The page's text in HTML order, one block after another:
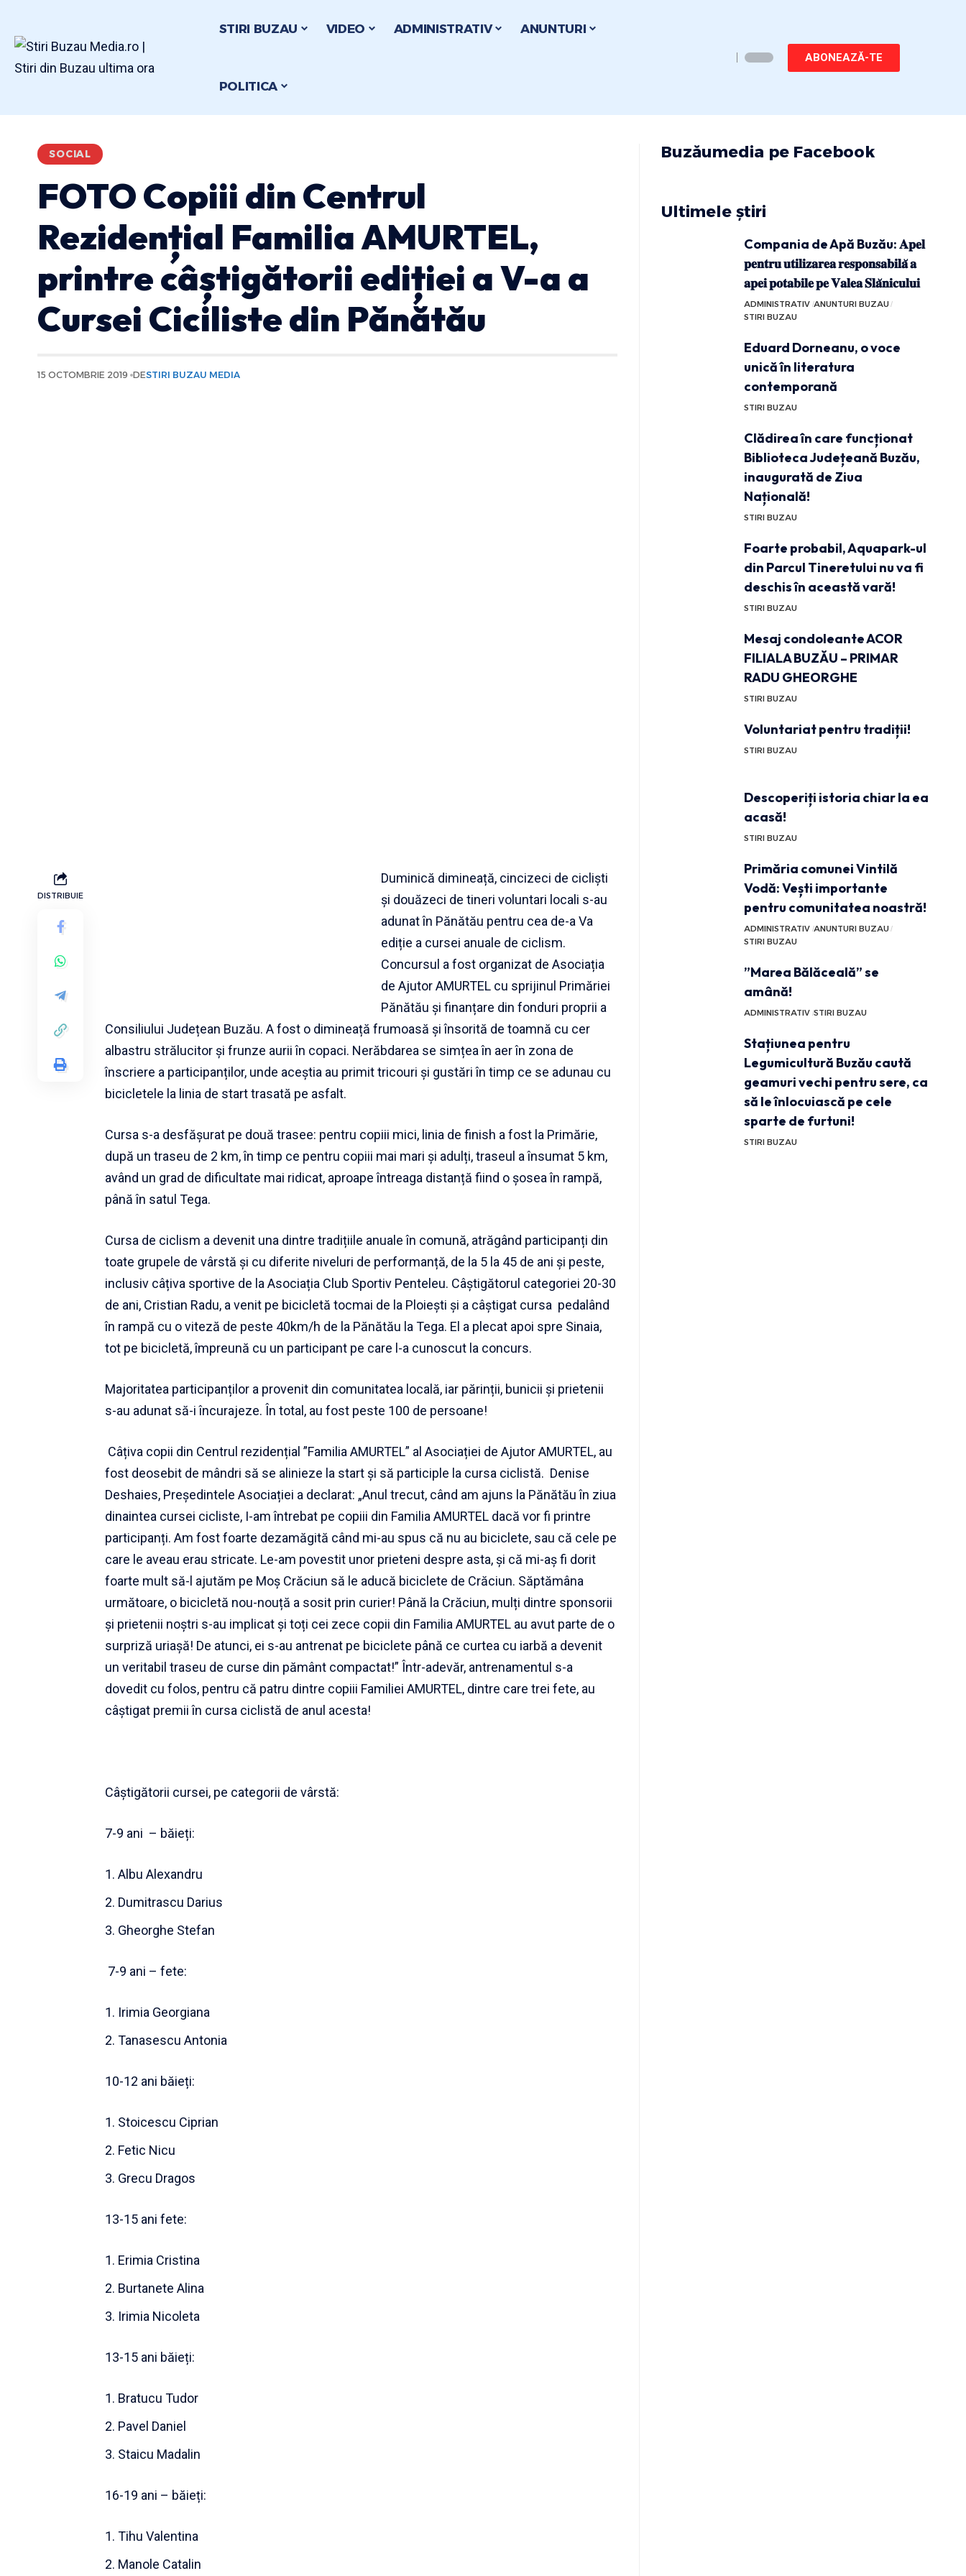
STIRI BUZAU VIDEO ADMINISTRATIV ANUNTURI
POLITICA
ABONEAZĂ-TE
SOCIAL
FOTO Copiii din Centrul
Rezidențial Familia AMURTEL,
printre câștigătorii ediției a V-a a
Cursei Ciciliste din Pănătău
15 OCTOMBRIE 2019 DESTIRI BUZAU MEDIA
DISTRIBUIE
Duminică dimineață, cincizeci de cicliști
și douăzeci de tineri voluntari locali s-au
adunat în Pănătău pentru cea de-a Va
ediție a cursei anuale de ciclism.
Concursul a fost organizat de Asociația
de Ajutor AMURTEL cu sprijinul Primăriei
Pănătău și finanțare din fonduri proprii a
Consiliului Județean Buzău. A fost o dimineață frumoasă și însorită de toamnă cu cer
albastru strălucitor și frunze aurii în copaci. Nerăbdarea se simțea în aer în zona de
înscriere a participanților, unde aceștia au primit tricouri și gustări în timp ce se adunau cu
bicicletele la linia de start trasată pe asfalt.
Cursa s-a desfășurat pe două trasee: pentru copiii mici, linia de finish a fost la Primărie,
după un traseu de 2 km, în timp ce pentru copiii mai mari și adulți, traseul a însumat 5 km,
având un grad de dificultate mai ridicat, aproape întreaga distanță fiind o șosea în rampă,
până în satul Tega.
Cursa de ciclism a devenit una dintre tradițiile anuale în comună, atrăgând participanți din
toate grupele de vârstă și cu diferite niveluri de performanță, de la 5 la 45 de ani și peste,
inclusiv câțiva sportive de la Asociația Club Sportiv Penteleu. Câștigătorul categoriei 20-30
de ani, Cristian Radu, a venit pe bicicletă tocmai de la Ploiești și a câștigat cursa pedalând
în rampă cu o viteză de peste 40km/h de la Pănătău la Tega. El a plecat apoi spre Sinaia,
tot pe bicicletă, împreună cu un participant pe care l-a cunoscut la concurs.
Majoritatea participanților a provenit din comunitatea locală, iar părinții, bunicii și prietenii
s-au adunat să-i încurajeze. În total, au fost peste 100 de persoane!
Câțiva copii din Centrul rezidențial ”Familia AMURTEL” al Asociației de Ajutor AMURTEL, au
fost deosebit de mândri să se alinieze la start și să participle la cursa ciclistă. Denise
Deshaies, Președintele Asociației a declarat: „Anul trecut, când am ajuns la Pănătău în ziua
dinaintea cursei cicliste, I-am întrebat pe copiii din Familia AMURTEL dacă vor fi printre
participanți. Am fost foarte dezamăgită când mi-au spus că nu au biciclete, sau că cele pe
care le aveau erau stricate. Le-am povestit unor prieteni despre asta, și că mi-aș fi dorit
foarte mult să-l ajutăm pe Moș Crăciun să le aducă biciclete de Crăciun. Săptămâna
următoare, o bicicletă nou-nouță a sosit prin curier! Până la Crăciun, mulți dintre sponsorii
și prietenii noștri s-au implicat și toți cei zece copii din Familia AMURTEL au avut parte de o
surpriză uriașă! De atunci, ei s-au antrenat pe biciclete până ce curtea cu iarbă a devenit
un veritabil traseu de curse din pământ compactat!” Într-adevăr, antrenamentul s-a
dovedit cu folos, pentru că patru dintre copiii Familiei AMURTEL, dintre care trei fete, au
câștigat premii în cursa ciclistă de anul acesta!
Câștigătorii cursei, pe categorii de vârstă:
7-9 ani – băieți:
Albu Alexandru
Dumitrascu Darius
Gheorghe Stefan
7-9 ani – fete:
Irimia Georgiana
Tanasescu Antonia
10-12 ani băieți:
Stoicescu Ciprian
Fetic Nicu
Grecu Dragos
13-15 ani fete:
Erimia Cristina
Burtanete Alina
Irimia Nicoleta
13-15 ani băieți:
Bratucu Tudor
Pavel Daniel
Staicu Madalin
16-19 ani – băieți:
Tihu Valentina
Manole Catalin
Buzăumedia pe Facebook
Ultimele știri
Compania de Apă Buzău: 𝐀𝐩𝐞𝐥
𝐩𝐞𝐧𝐭𝐫𝐮 𝐮𝐭𝐢𝐥𝐢𝐳𝐚𝐫𝐞𝐚 𝐫𝐞𝐬𝐩𝐨𝐧𝐬𝐚𝐛𝐢𝐥𝐚̆ 𝐚
𝐚𝐩𝐞𝐢 𝐩𝐨𝐭𝐚𝐛𝐢𝐥𝐞 𝐩𝐞 𝐕𝐚𝐥𝐞𝐚 𝐒𝐥𝐚̆𝐧𝐢𝐜𝐮𝐥𝐮𝐢
ADMINISTRATIV ANUNTURI BUZAU
STIRI BUZAU
Eduard Dorneanu, o voce
unică în literatura
contemporană
STIRI BUZAU
Clădirea în care funcționat
Biblioteca Județeană Buzău,
inaugurată de Ziua
Națională!
STIRI BUZAU
Foarte probabil, Aquapark-ul
din Parcul Tineretului nu va fi
deschis în această vară!
STIRI BUZAU
Mesaj condoleante ACOR
FILIALA BUZĂU – PRIMAR
RADU GHEORGHE
STIRI BUZAU
Voluntariat pentru tradiții!
STIRI BUZAU
Descoperiți istoria chiar la ea
acasă!
STIRI BUZAU
Primăria comunei Vintilă
Vodă: Vești importante
pentru comunitatea noastră!
ADMINISTRATIV ANUNTURI BUZAU
STIRI BUZAU
”Marea Bălăceală” se
amână!
ADMINISTRATIV STIRI BUZAU
Stațiunea pentru
Legumicultură Buzău caută
geamuri vechi pentru sere, ca
să le înlocuiască pe cele
sparte de furtuni!
STIRI BUZAU